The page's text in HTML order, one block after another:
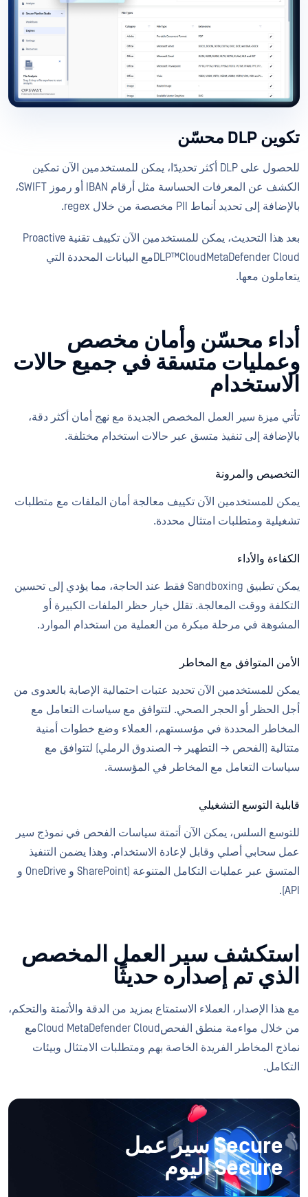
تكوين DLP محسّن
للحصول على DLP أكثر تحديدًا، يمكن للمستخدمين الآن تمكين
الكشف عن المعرفات الحساسة مثل أرقام IBAN أو رموز SWIFT،
بالإضافة إلى تحديد أنماط PII مخصصة من خلال regex.
بعد هذا التحديث، يمكن للمستخدمين الآن تكييف تقنية Proactive
DLP™CloudMetaDefender Cloudمع البيانات المحددة التي
يتعاملون معها.
أداء محسّن وأمان مخصص
وعمليات متسقة في جميع حالات
الاستخدام
تأتي ميزة سير العمل المخصص الجديدة مع نهج أمان أكثر دقة،
بالإضافة إلى تنفيذ متسق عبر حالات استخدام مختلفة.
التخصيص والمرونة
يمكن للمستخدمين الآن تكييف معالجة أمان الملفات مع متطلبات
تشغيلية ومتطلبات امتثال محددة.
الكفاءة والأداء
يمكن تطبيق Sandboxing فقط عند الحاجة، مما يؤدي إلى تحسين
التكلفة ووقت المعالجة. تقلل خيار حظر الملفات الكبيرة أو
المشوهة في مرحلة مبكرة من العملية من استخدام الموارد.
الأمن المتوافق مع المخاطر
يمكن للمستخدمين الآن تحديد عتبات احتمالية الإصابة بالعدوى من
أجل الحظر أو الحجر الصحي. لتتوافق مع سياسات التعامل مع
المخاطر المحددة في مؤسستهم، العملاء وضع خطوات أمنية
متتالية (الفحص → التطهير → الصندوق الرملي) لتتوافق مع
سياسات التعامل مع المخاطر في المؤسسة.
قابلية التوسع التشغيلي
للتوسع السلس، يمكن الآن أتمتة سياسات الفحص في نموذج سير
عمل سحابي أصلي وقابل لإعادة الاستخدام. وهذا يضمن التنفيذ
المتسق عبر عمليات التكامل المتنوعة (SharePoint و OneDrive و
API).
استكشف سير العمل المخصص
الذي تم إصداره حديثًا
مع هذا الإصدار، العملاء الاستمتاع بمزيد من الدقة والأتمتة والتحكم،
من خلال مواءمة منطق الفحصCloud MetaDefender Cloudمع
نماذج المخاطر الفريدة الخاصة بهم ومتطلبات الامتثال وبيئات
التكامل.
Secure سير عمل
Secure اليوم